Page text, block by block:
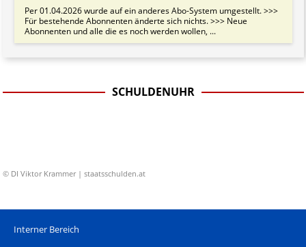
Per 01.04.2026 wurde auf ein anderes Abo-System umgestellt. >>>
Für bestehende Abonnenten änderte sich nichts. >>> Neue
Abonnenten und alle die es noch werden wollen, ...
SCHULDENUHR
© DI Viktor Krammer | staatsschulden.at
Interner Bereich